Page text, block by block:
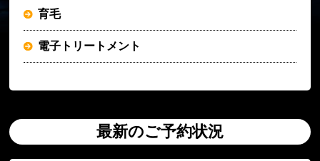
育毛
電子トリートメント
最新のご予約状況